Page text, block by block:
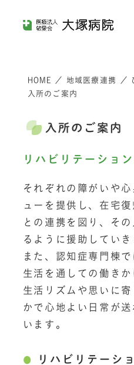
HOME ／ 地域医療連携 ／
入所のご案内
入所のご案内
リハビリテーショ
それぞれの障がいや
ューを提供し、在宅
との連携を図り、そ
るように援助していき
また、認知症専門棟
生活を通しての働き
生活リズムや思いに
かで心地よい日常が
います。
リハビリテーシ